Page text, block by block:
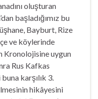
oluşturan
başladığımız bu
Bayburt, Rize
ve köylerinde
Kronolojisine uygun
Rus Kafkas
karşılık 3.
hikâyesini